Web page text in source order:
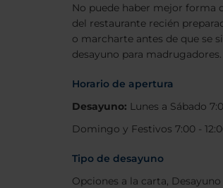
No puede haber mejor forma
del restaurante recién
o marcharte antes de que se
desayuno para madrugadores.
Horario de apertura
Desayuno: Lunes a Sábado
Domingo y Festivos 7:00 -
Tipo de desayuno
Opciones a la carta,